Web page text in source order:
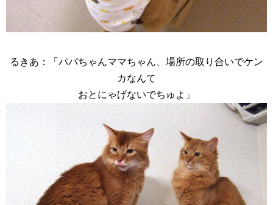
るきあ：「パパちゃんママちゃん、場所の取り合いでケン
カなんて
おとにゃげないでちゅよ」